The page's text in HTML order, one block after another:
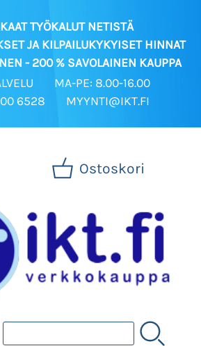
TYÖKALUT NETISTÄ
JA KILPAILUKYKYISET HINNAT
- 200 % SAVOLAINEN KAUPPA
MA-PE: 8.00-16.00
6528
MYYNTI@IKT.FI
Ostoskori